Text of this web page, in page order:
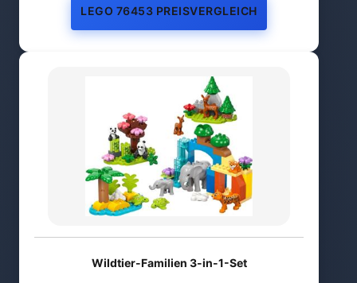
LEGO 76453 PREISVERGLEICH
Wildtier-Familien 3-in-1-Set